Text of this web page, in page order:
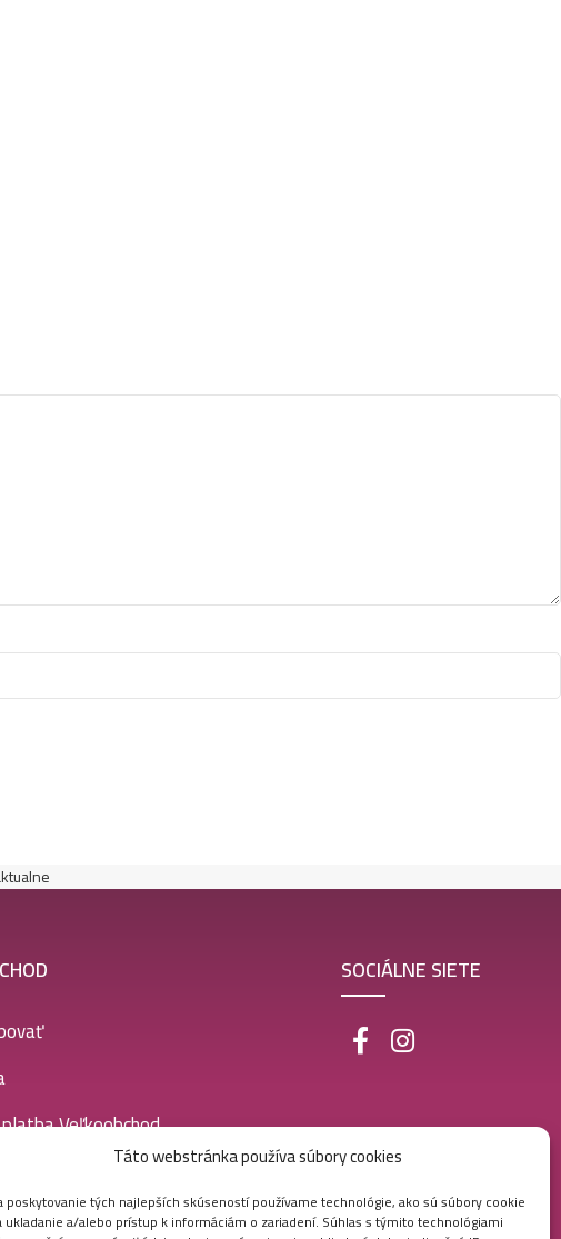
Táto webstránka používa súbory cookies
poskytovanie tých najlepších skúseností používame technológie, ako sú súbory cookie
ukladanie a/alebo prístup k informáciám o zariadení. Súhlas s týmito technológiami
Veľkoobchod
SOCIÁLNE SIETE